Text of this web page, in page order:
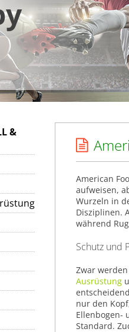
&
American
aufweisen,
Wurzeln in
Disziplinen.
während
Schutz und
Zwar
Ausrüstung
nur den
Ellenbogen-
Standard.